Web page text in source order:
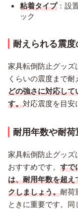
粘着タイプ：設
ック
耐えられる震
家具転倒防止グッ
くらいの震度まで耐
どの強さに対応し
す。対応震度を目安
耐用年数や耐
家具転倒防止グッ
おすすめです。 すで
は、耐用年数を超
クしましょう。耐荷
ときに重要です。同